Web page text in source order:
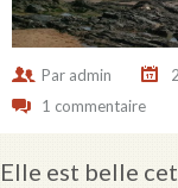
Par admin
1 commentaire
Elle est belle